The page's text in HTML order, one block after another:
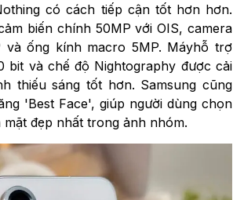
có cách tiếp cận tốt hơn hơn.
biến chính 50MP với OIS, camera
và ống kính macro 5MP. Máyhỗ trợ
bit và chế độ Nightography được cải
thiếu sáng tốt hơn. Samsung cũng
'Best Face', giúp người dùng chọn
đẹp nhất trong ảnh nhóm.